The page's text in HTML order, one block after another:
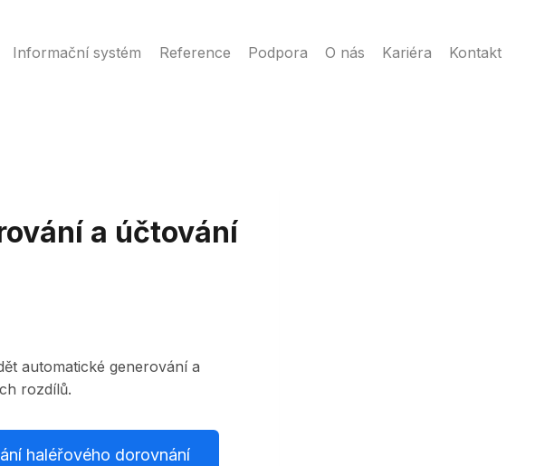
Informační systém Reference Podpora O nás Kariéra Kontakt
a účtování
automatické generování a
rozdílů.
haléřového dorovnání